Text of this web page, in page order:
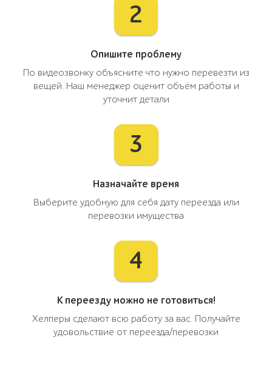
2
Опишите проблему
По видеозвонку объясните что нужно перевезти из
вещей. Наш менеджер оценит объём работы и
уточнит детали
3
Назначайте время
Выберите удобную для себя дату переезда или
перевозки имущества
4
К переезду можно не готовиться!
Хелперы сделают всю работу за вас. Получайте
удовольствие от переезда/перевозки